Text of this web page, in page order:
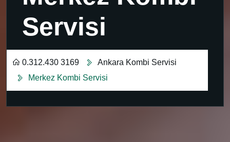
Servisi
0.312.430 3169
Ankara Kombi Servisi
Merkez Kombi Servisi